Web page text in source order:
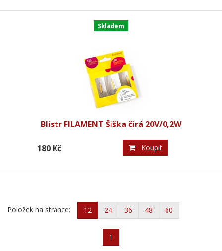
Blistr FILAMENT Šiška čirá 20V/0,2W
Skladem
180 Kč Koupit
Položek na stránce: 12 24 36 48 60
1